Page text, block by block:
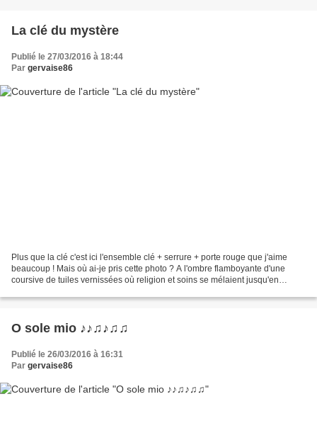
La clé du mystère
Publié le 27/03/2016 à 18:44
Par gervaise86
Plus que la clé c'est ici l'ensemble clé + serrure + porte rouge que j'aime
beaucoup ! Mais où ai-je pris cette photo ? A l'ombre flamboyante d'une
coursive de tuiles vernissées où religion et soins se mélaient jusqu'en
O sole mio ♪♪♫♪♫♫
Publié le 26/03/2016 à 16:31
Par gervaise86